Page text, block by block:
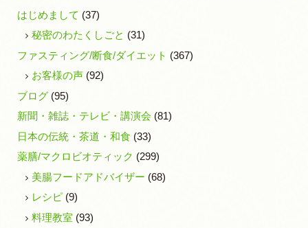
はじめまして (37)
秘密のわたくしごと (31)
ファスティング/断食/ダイエット (367)
お客様の声 (92)
ブログ (95)
新聞・雑誌・テレビ・講演会 (81)
日本の伝統・茶道・和食 (33)
薬膳/マクロビオティック (299)
美腸フードアドバイザー (68)
レシピ (9)
料理教室 (93)